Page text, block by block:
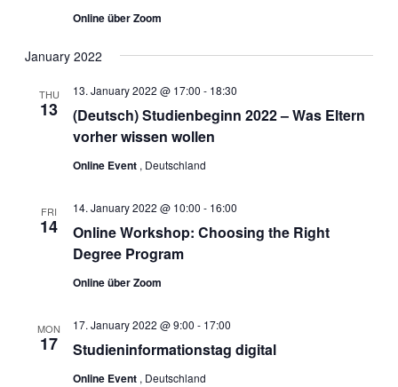
Online über Zoom
January 2022
THU
13
(Deutsch) Studienbeginn 2022 – Was Eltern
vorher wissen wollen
13. January 2022 @ 17:00 - 18:30
Online Event , Deutschland
FRI
14
Online Workshop: Choosing the Right
Degree Program
14. January 2022 @ 10:00 - 16:00
Online über Zoom
MON
17 Studieninformationstag digital
17. January 2022 @ 9:00 - 17:00
Online Event , Deutschland